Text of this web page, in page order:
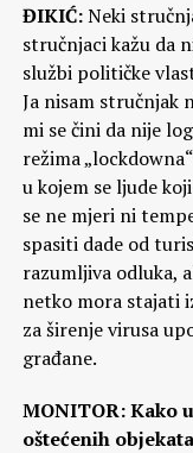
ĐIKIĆ:Neki
stručnjaci kažu da
službi političke
Ja nisam stručnjak
mi se čini da nije
režima
u kojem se ljude
se ne mjeri ni
spasiti dade od
razumljiva odluka,
netko mora stajati
za širenje virusa
građane.
MONITOR: Kako
oštećenih